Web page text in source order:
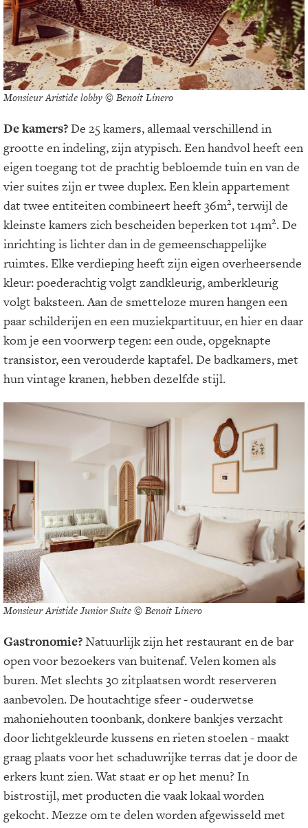
Monsieur Aristide lobby © Benoit Linero
De kamers?De 25 kamers, allemaal verschillend in
grootte en indeling, zijn atypisch. Een handvol heeft een
eigen toegang tot de prachtig bebloemde tuin en van de
vier suites zijn er twee duplex. Een klein appartement
dat twee entiteiten combineert heeft 36m2, terwijl de
kleinste kamers zich bescheiden beperken tot 14m2. De
inrichting is lichter dan in de gemeenschappelijke
ruimtes. Elke verdieping heeft zijn eigen overheersende
kleur: poederachtig volgt zandkleurig, amberkleurig
volgt baksteen. Aan de smetteloze muren hangen een
paar schilderijen en een muziekpartituur, en hier en daar
kom je een voorwerp tegen: een oude, opgeknapte
transistor, een verouderde kaptafel. De badkamers, met
hun vintage kranen, hebben dezelfde stijl.
Monsieur Aristide Junior Suite © Benoit Linero
Gastronomie?Natuurlijk zijn het restaurant en de bar
open voor bezoekers van buitenaf. Velen komen als
buren. Met slechts 30 zitplaatsen wordt reserveren
aanbevolen. De houtachtige sfeer - ouderwetse
mahoniehouten toonbank, donkere bankjes verzacht
door lichtgekleurde kussens en rieten stoelen - maakt
graag plaats voor het schaduwrijke terras dat je door de
erkers kunt zien. Wat staat er op het menu? In
bistrostijl, met producten die vaak lokaal worden
gekocht. Mezze om te delen worden afgewisseld met